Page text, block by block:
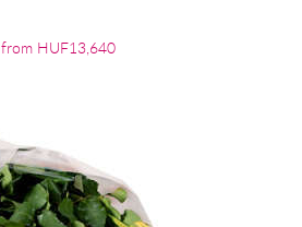
from HUF13,640